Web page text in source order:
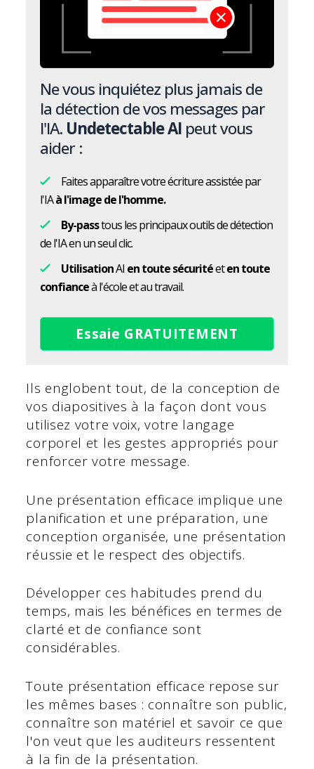
Ne vous inquiétez plus jamais de
la détection de vos messages par
l'IA. Undetectable AI peut vous
aider :
Faites apparaître votre écriture assistée par
l'IAà l'image de l'homme.
By-passtous les principaux outils de détection
de l'IA en un seul clic.
UtilisationAI en toute sécuritéeten toute
confianceà l'école et au travail.
Essaie GRATUITEMENT
Ils englobent tout, de la conception de
vos diapositives à la façon dont vous
utilisez votre voix, votre langage
corporel et les gestes appropriés pour
renforcer votre message.
Une présentation efficace implique une
planification et une préparation, une
conception organisée, une présentation
réussie et le respect des objectifs.
Développer ces habitudes prend du
temps, mais les bénéfices en termes de
clarté et de confiance sont
considérables.
Toute présentation efficace repose sur
les mêmes bases : connaître son public,
connaître son matériel et savoir ce que
l'on veut que les auditeurs ressentent
à la fin de la présentation.